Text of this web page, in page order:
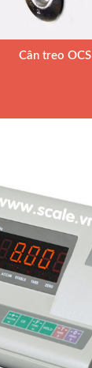
Cân treo OCS